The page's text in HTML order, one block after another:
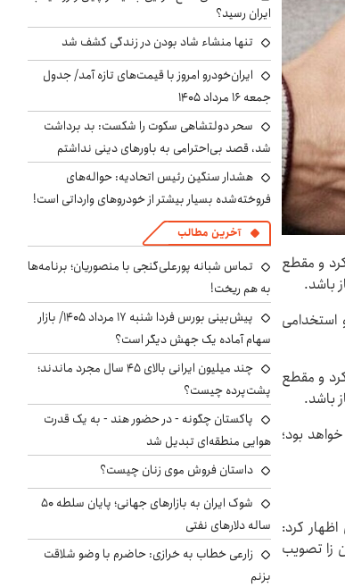
شروع به کار خواهند کرد و مقطع
استخدامی
شروع به کار خواهند کرد و مقطع
رفیع‌زاده در ادامه به ساعت کار بانک‌ها اشاره و تصریح کرد: ساعت آغاز به کار بانک‌ها نیز ۷:۳۰ خواهد بود؛
کرد:
زا تصویب
ایران رسید؟
تنها منشاء شاد بودن در زندگی کشف شد
ایران‌خودرو امروز با قیمت‌های تازه آمد/ جدول
جمعه ۱۶ مرداد ۱۴۰۵
سحر دولتشاهی سکوت را شکست: بد برداشت
شد، قصد بی‌احترامی به باورهای دینی نداشتم
هشدار سنگین رئیس اتحادیه: حواله‌های
فروخته‌شده بسیار بیشتر از خودروهای وارداتی است!
آخرین مطالب
تماس شبانه پورعلی‌گنجی با منصوریان؛ برنامه‌ها
به هم ریخت!
پیش‌بینی بورس فردا شنبه ۱۷ مرداد ۱۴۰۵/ بازار
سهام آماده یک جهش دیگر است؟
چند میلیون ایرانی بالای ۴۵ سال مجرد ماندند؛
پشت‌پرده چیست؟
پاکستان چگونه - در حضور هند - به یک قدرت
هوایی منطقه‌ای تبدیل شد
داستان فروش موی زنان چیست؟
شوک ایران به بازارهای جهانی؛ پایان سلطه ۵۰
ساله دلارهای نفتی
زارعی خطاب به خرازی: حاضرم با وضو شلاقت
بزنم